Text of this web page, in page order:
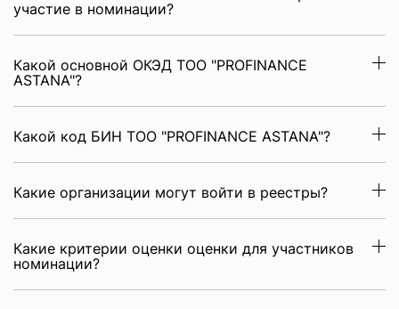
участие в номинации?
Какой основной ОКЭД ТОО "PROFINANCE
ASTANA"?
Какой код БИН ТОО "PROFINANCE ASTANA"?
Какие организации могут войти в реестры?
Какие критерии оценки оценки для участников
номинации?